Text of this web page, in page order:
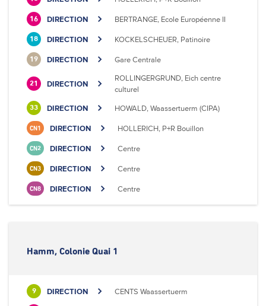
16 DIRECTION BERTRANGE, Ecole Européenne II
18 DIRECTION KOCKELSCHEUER, Patinoire
19 DIRECTION Gare Centrale
21 DIRECTION
ROLLINGERGRUND, Eich centre
culturel
33 DIRECTION HOWALD, Waassertuerm (CIPA)
CN1 DIRECTION HOLLERICH, P+R Bouillon
CN2 DIRECTION Centre
CN3 DIRECTION Centre
CN8 DIRECTION Centre
Hamm, Colonie Quai 1
9 DIRECTION CENTS Waassertuerm